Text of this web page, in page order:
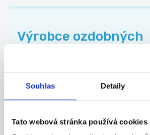
Souhlas Detaily
Tato webová stránka používá cookies
Výrobce ozdobných
Nabízíme možnost výdělkové
Celá ČR